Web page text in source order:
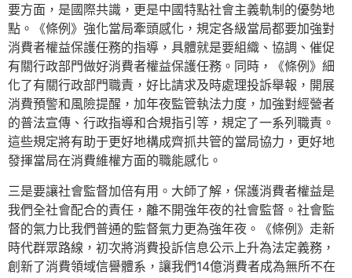
要方面，是國際共識，更是中國特點社會主義軌制的優勢地
點。《條例》強化當局牽頭感化，規定各級當局都要加強對
消費者權益保護任務的指導，具體就是要組織、協調、催促
有關行政部門做好消費者權益保護任務。同時，《條例》細
化了有關行政部門職責，好比請求及時處理投訴舉報，開展
消費預警和風險提醒，加年夜監管執法力度，加強對經營者
的普法宣傳、行政指導和合規指引等，規定了一系列職責。
這些規定將有助于更好地構成齊抓共管的當局協力，更好地
發揮當局在消費維權方面的職能感化。
三是要讓社會監督加倍有用。大師了解，保護消費者權益是
我們全社會配合的責任，離不開強年夜的社會監督。社會監
督的氣力比我們普通的監督氣力更為強年夜。《條例》走新
時代群眾路線，初次將消費投訴信息公示上升為法定義務，
創新了消費領域信譽體系，讓我們14億消費者成為無所不在